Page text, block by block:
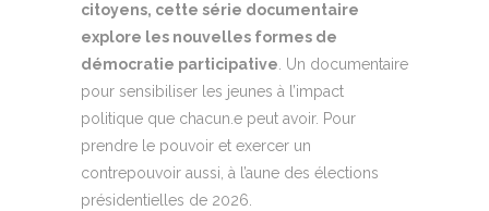
citoyens, cette série documentaire
explore les nouvelles formes de
démocratie participative . Un documentaire
pour sensibiliser les jeunes à l’impact
politique que chacun.e peut avoir. Pour
prendre le pouvoir et exercer un
contrepouvoir aussi, à l’aune des élections
présidentielles de 2026.